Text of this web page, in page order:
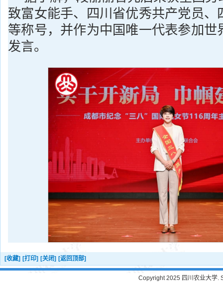
致富女能手、四川省优秀共产党员、
等称号，并作为中国唯一代表参加世
发言。
[收藏] [打印] [关闭] [返回顶部]
Copyright 2025 四川农业大学.